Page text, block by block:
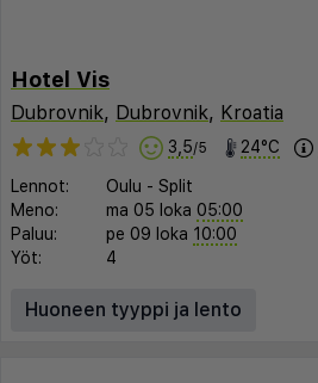
Hotel Vis
Dubrovnik, Dubrovnik, Kroatia
3,5/5 24°C
Lennot: Oulu - Split
Meno:
ma 05 loka 05:00
Paluu:
pe 09 loka 10:00
Yöt:
4
Huoneen tyyppi ja lento